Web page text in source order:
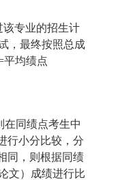
该专业的招生计
，最终按照总成
平均绩点
在同绩点考生中
行小分比较，分
同，则根据同绩
文）成绩进行比